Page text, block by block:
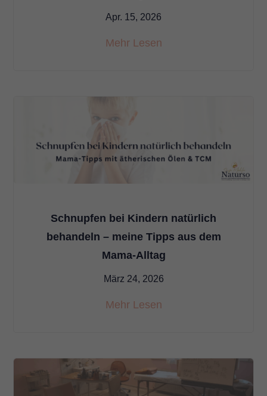
Apr. 15, 2026
Mehr Lesen
Schnupfen bei Kindern natürlich
behandeln – meine Tipps aus dem
Mama-Alltag
März 24, 2026
Mehr Lesen